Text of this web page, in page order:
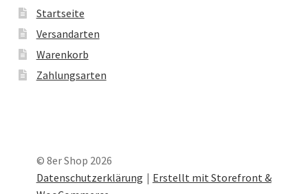
Startseite
Versandarten
Warenkorb
Zahlungsarten
© 8er Shop 2026
Datenschutzerklärung
Erstellt mit Storefront &